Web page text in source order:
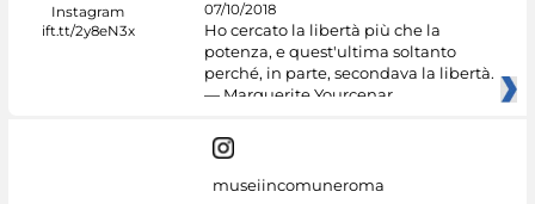
07/10/2018
Ho cercato la libertà più che la
potenza, e quest'ultima soltanto
perché, in parte, secondava la libertà.
— Marguerite Yourcenar
museiincomuneroma